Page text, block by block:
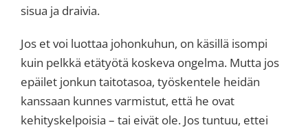
sisua ja draivia.
Jos et voi luottaa johonkuhun, on käsillä isompi
kuin pelkkä etätyötä koskeva ongelma. Mutta jos
epäilet jonkun taitotasoa, työskentele heidän
kanssaan kunnes varmistut, että he ovat
kehityskelpoisia – tai eivät ole. Jos tuntuu, ettei